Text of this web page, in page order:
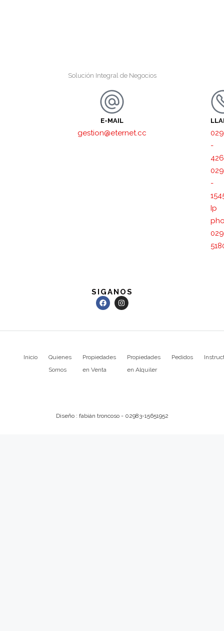
Solución Integral de Negocios
E-MAIL
gestion@eternet.cc
-
-
Ip
SIGANOS
Inicio
Quienes
Somos
Propiedades
en Venta
Propiedades
en Alquiler
Pedidos
Diseño : fabián troncoso - 02983-15651952